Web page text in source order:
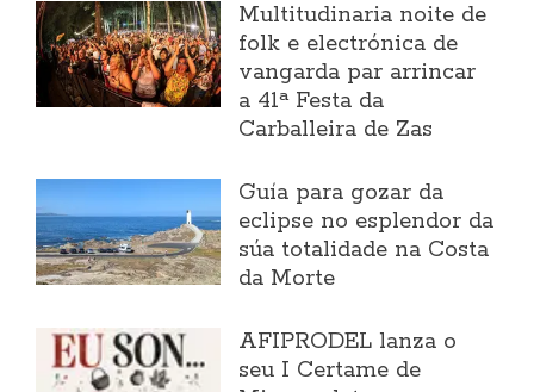
Multitudinaria noite de
folk e electrónica de
vangarda par arrincar
a 41ª Festa da
Carballeira de Zas
Guía para gozar da
eclipse no esplendor da
súa totalidade na Costa
da Morte
AFIPRODEL lanza o
seu I Certame de